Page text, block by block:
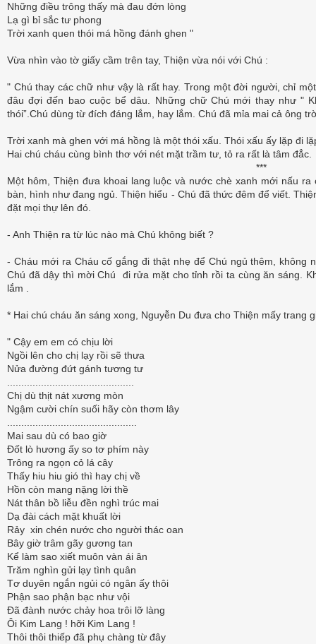
Những điều trông thấy mà đau đớn lòng
Lạ gì bỉ sắc tư phong
Trời xanh quen thói má hồng đánh ghen "
Vừa nhìn vào tờ giấy cầm trên tay, Thiện vừa nói với Chú :
" Chú thay các chữ như vậy là rất hay. Trong một đời người, chỉ
đâu đợi đến bao cuộc bể dâu. Những chữ Chú mới thay như "
thói”.Chú dùng từ đích đáng lắm, hay lắm. Chú đã mỉa mai cả ông
Trời xanh mà ghen với má hồng là một thói xấu. Thói xấu ấy lặp đi
Hai chú cháu cùng bình thơ với nét mặt trầm tư, tỏ ra rất là tâm đẳc.
***
Một hôm, Thiện đưa khoai lang luộc và nước chè xanh mới nấu
bàn, hình như đang ngủ. Thiện hiểu - Chú đã thức đêm để viết.
đặt mọi thự lên đó.
- Anh Thiện ra từ lúc nào mà Chú không biết ?
- Cháu mới ra Cháu cố gắng đi thật nhẹ để Chú ngủ thêm, không
Chú đã dậy thì mời Chú đi rửa mặt cho tỉnh rồi ta cùng ăn sáng.
lắm .
* Hai chú cháu ăn sáng xong, Nguyễn Du đưa cho Thiện mấy trang
" Cậy em em có chịu lời
Ngồi lên cho chị lạy rồi sẽ thưa
Nửa đường đứt gánh tương tư
.............................................
Chị dù thịt nát xương mòn
Ngậm cười chín suối hãy còn thơm lây
..............................................
Mai sau dù có bao giờ
Đốt lò hương ấy so tơ phím này
Trông ra ngọn cỏ lá cây
Thấy hiu hiu gió thì hay chị về
Hồn còn mang nặng lời thề
Nát thân bồ liễu đền nghì trúc mai
Dạ đài cách mặt khuất lời
Rảy xin chén nước cho người thác oan
Bây giờ trâm gãy gương tan
Kể làm sao xiết muôn vàn ái ân
Trăm nghìn gửi lạy tình quân
Tơ duyên ngắn ngủi có ngân ấy thôi
Phận sao phận bạc như vội
Đã đành nước chảy hoa trôi lỡ làng
Ôi Kim Lang ! hỡi Kim Lang !
Thôi thôi thiếp đã phụ chàng từ đây